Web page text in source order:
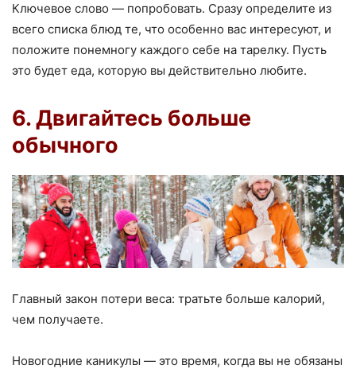
Ключевое слово — попробовать. Сразу определите из
всего списка блюд те, что особенно вас интересуют, и
положите понемногу каждого себе на тарелку. Пусть
это будет еда, которую вы действительно любите.
6. Двигайтесь больше
обычного
Главный закон потери веса: тратьте больше калорий,
чем получаете.
Новогодние каникулы — это время, когда вы не обязаны